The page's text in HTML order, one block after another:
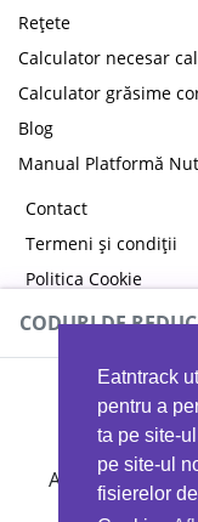
Eatntrack
pentru a
ta pe site-
pe site-ul
fisierelor
Rețete
Calculator necesar
Calculator grăsime
Blog
Manual Platformă
Contact
Termeni și condiții
Politica Cookie
Politica de
CODURI DE
Ai 40%reducere